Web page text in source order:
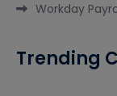
Workday
Trending